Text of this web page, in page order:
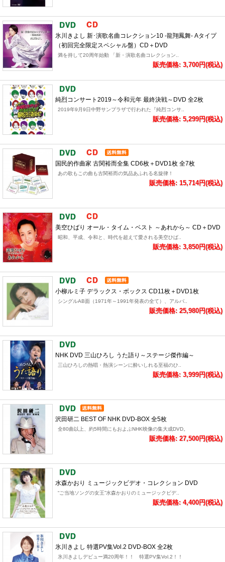
氷川きよし 新･演歌名曲コレクション10 -龍翔鳳舞- Aタイプ
（初回完全限定スペシャル盤）CD＋DVD
満を持して20周年始動 「新・演歌名曲コレクション..
販売価格: 3,700円(税込)
純烈コンサート2019～令和元年 最終決戦～DVD 全2枚
2019年9月9日中野サンプラザで行われた『純烈コンサ..
販売価格: 5,299円(税込)
国民的作曲家 古関裕而全集 CD6枚＋DVD1枚 全7枚
あの歌もこの曲も古関裕而の気品あふれる名旋律！
販売価格: 15,714円(税込)
美空ひばり オール・タイム・ベスト ～あれから～ CD＋DVD
昭和、平成、令和と、時代を超えて愛される美空ひば..
販売価格: 3,850円(税込)
小柳ルミ子 デラックス・ボックス CD11枚＋DVD1枚
シングルAB面（1971年～1991年発表の全て）、アルバ..
販売価格: 25,980円(税込)
NHK DVD 三山ひろし うた語り～ステージ傑作編～
三山ひろしの熱唱・熱演シーンに酔いしれる至福のひ..
販売価格: 3,999円(税込)
沢田研二 BEST OF NHK DVD-BOX 全5枚
全80曲以上、約5時間にもおよぶNHK映像の集大成DVD。
販売価格: 27,500円(税込)
水森かおり ミュージックビデオ・コレクション DVD
“ご当地ソングの女王”水森かおりのミュージックビデ..
販売価格: 4,400円(税込)
氷川きよし 特選PV集Vol.2 DVD-BOX 全2枚
氷川きよしデビュー満20周年！！ 特選PV集Vol.2！！